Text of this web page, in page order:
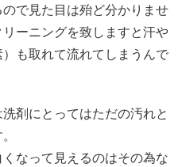
で見た目は殆ど分かりませ
ーニングを致しますと汗や
も取れて流れてしまうんで
剤にとってはただの汚れと
なって見えるのはその為な